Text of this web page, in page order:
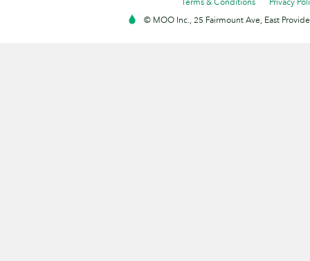
© MOO Inc., 25 Fairmount Ave, East